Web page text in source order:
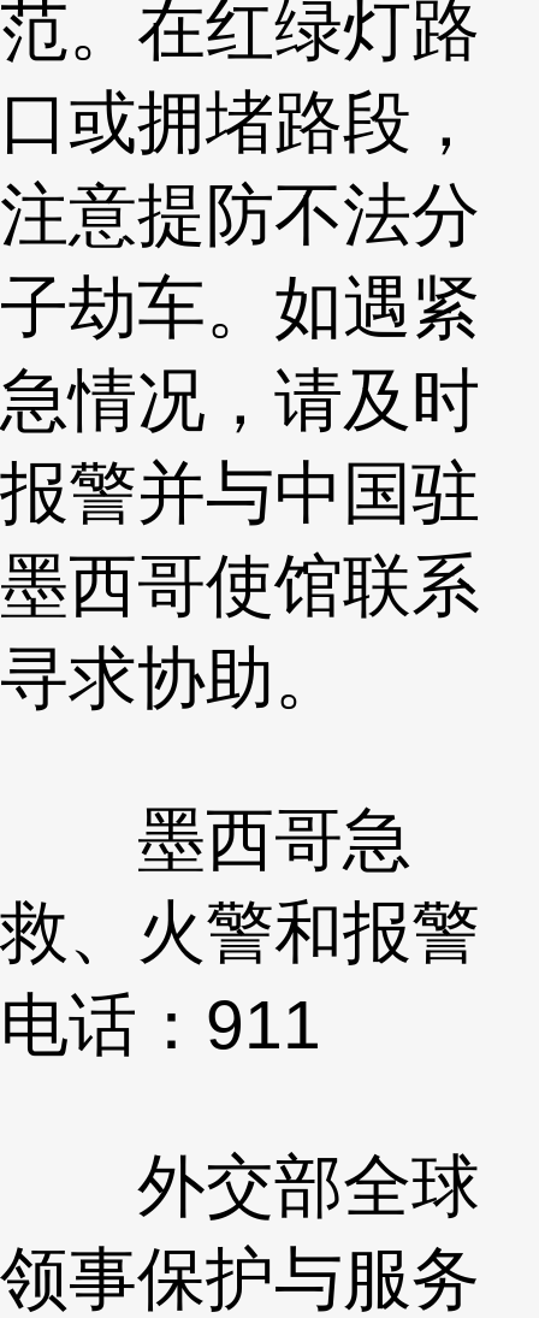
范。在红绿灯路
口或拥堵路段，
注意提防不法分
子劫车。如遇紧
急情况，请及时
报警并与中国驻
墨西哥使馆联系
寻求协助。
墨西哥急
救、火警和报警
电话：911
外交部全球
领事保护与服务